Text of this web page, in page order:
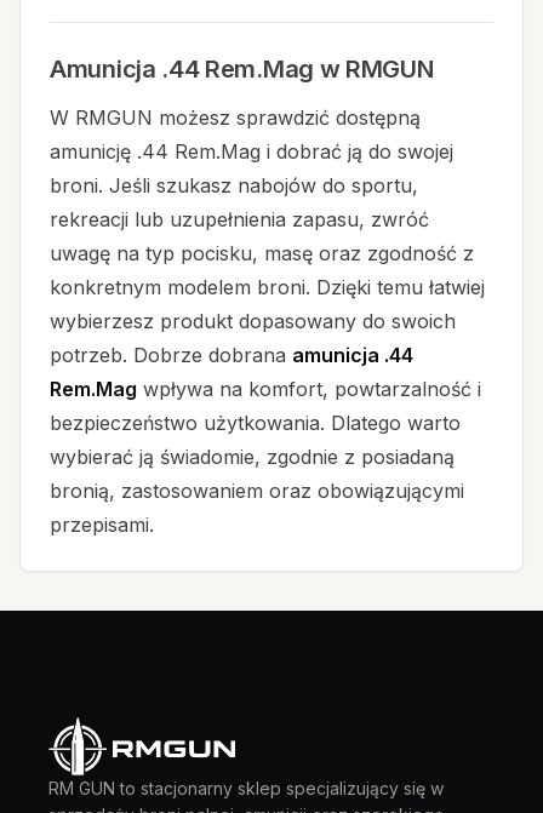
Amunicja .44 Rem.Mag w RMGUN
W RMGUN możesz sprawdzić dostępną
amunicję .44 Rem.Mag i dobrać ją do swojej
broni. Jeśli szukasz nabojów do sportu,
rekreacji lub uzupełnienia zapasu, zwróć
uwagę na typ pocisku, masę oraz zgodność z
konkretnym modelem broni. Dzięki temu łatwiej
wybierzesz produkt dopasowany do swoich
potrzeb. Dobrze dobrana amunicja .44
Rem.Mag wpływa na komfort, powtarzalność i
bezpieczeństwo użytkowania. Dlatego warto
wybierać ją świadomie, zgodnie z posiadaną
bronią, zastosowaniem oraz obowiązującymi
przepisami.
RM GUN to stacjonarny sklep specjalizujący się w